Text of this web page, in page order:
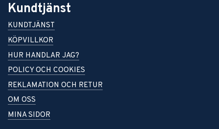
Kundtjänst
KUNDTJÄNST
KÖPVILLKOR
HUR HANDLAR JAG?
POLICY OCH COOKIES
REKLAMATION OCH RETUR
OM OSS
MINA SIDOR